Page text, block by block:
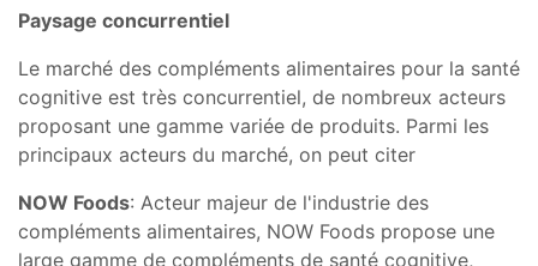
Paysage concurrentiel
Le marché des compléments alimentaires pour la santé
cognitive est très concurrentiel, de nombreux acteurs
proposant une gamme variée de produits. Parmi les
principaux acteurs du marché, on peut citer
NOW Foods: Acteur majeur de l'industrie des
compléments alimentaires, NOW Foods propose une
large gamme de compléments de santé cognitive,